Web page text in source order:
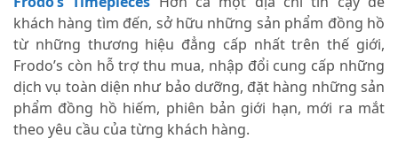
khách hàng tìm đến, sở hữu những sản phẩm đồng hồ
từ những thương hiệu đẳng cấp nhất trên thế giới,
Frodo’s còn hỗ trợ thu mua, nhập đổi cung cấp những
dịch vụ toàn diện như bảo dưỡng, đặt hàng những sản
phẩm đồng hồ hiếm, phiên bản giới hạn, mới ra mắt
theo yêu cầu của từng khách hàng.